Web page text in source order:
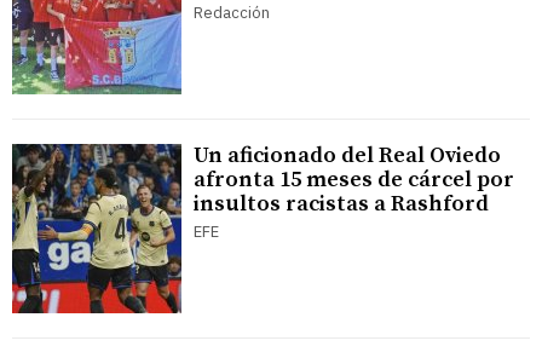
Redacción
Un aficionado del Real Oviedo
afronta 15 meses de cárcel por
insultos racistas a Rashford
EFE